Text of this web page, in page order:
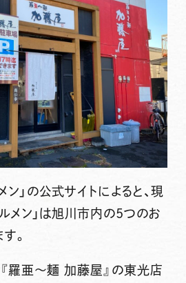
ン」 の公式サイトによると、現
メン」 は旭川市内の5つのお
。
『羅亜〜麺 加藤屋』 の東光店